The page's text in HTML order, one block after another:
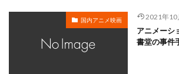
フィルムリンク・インターナショナル
フィル・ジョンストン
フィル・ハリス
フィル・ロマン
国内アニメ映画 2021年10
アニメーシ
書堂の事件